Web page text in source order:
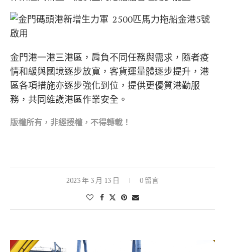
金門港一港三港區，肩負不同任務與需求，隨者疫
情和緩與國境逐步放寬，客貨運量體逐步提升，港
區各項措施亦逐步強化到位，提供更優質港勤服
務，共同維護港區作業安全。
版權所有，非經授權，不得轉載！
2023 年 3 月 13 日 0 留言